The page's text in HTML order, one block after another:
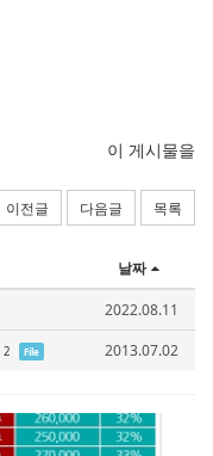
이 게시물을
이전글 다음글 목록
날짜
2022.08.11
2 File 2013.07.02